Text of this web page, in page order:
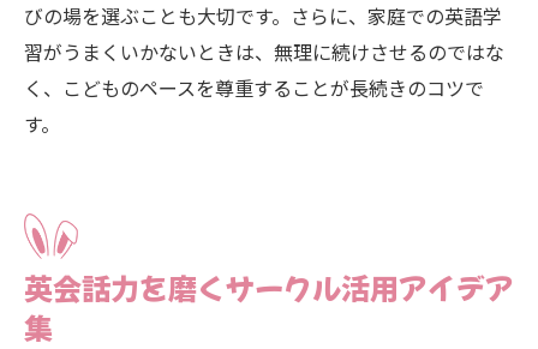
びの場を選ぶことも大切です。さらに、家庭での英語学
習がうまくいかないときは、無理に続けさせるのではな
く、こどものペースを尊重することが長続きのコツで
す。
英会話力を磨くサークル活用アイデア
集